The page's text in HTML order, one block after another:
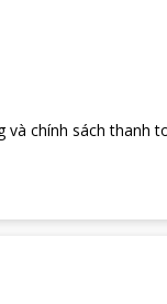
và chính sách thanh